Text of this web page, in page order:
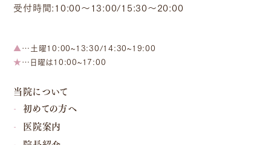
受付時間:10:00～13:00/15:30～20:00
▲…土曜10:00~13:30/14:30~19:00
★…日曜は10:00~17:00
当院について
初めての方へ
医院案内